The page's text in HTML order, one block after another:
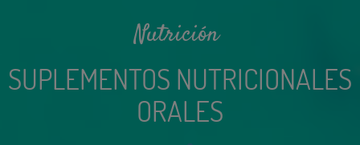
Nutrición
SUPLEMENTOS NUTRICIONALES
ORALES